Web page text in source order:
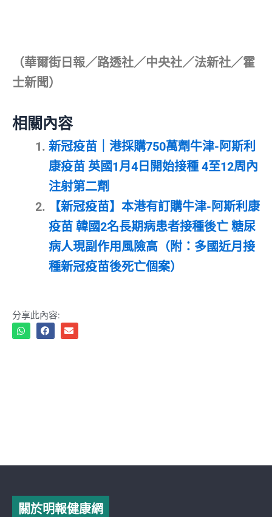
（華爾街日報／路透社／中央社／法新社／霍
士新聞）
相關內容
新冠疫苗｜港採購750萬劑牛津-阿斯利
康疫苗 英國1月4日開始接種 4至12周內
注射第二劑
【新冠疫苗】本港有訂購牛津-阿斯利康
疫苗 韓國2名長期病患者接種後亡 糖尿
病人現副作用風險高（附：多國近月接
種新冠疫苗後死亡個案）
分享此內容:
關於明報健康網